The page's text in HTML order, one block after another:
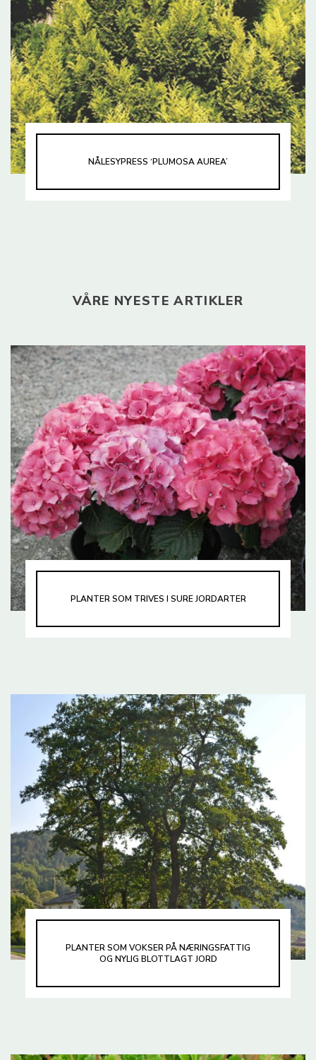
NÅLESYPRESS ‘PLUMOSA AUREA’
VÅRE NYESTE ARTIKLER
PLANTER SOM TRIVES I SURE JORDARTER
PLANTER SOM VOKSER PÅ NÆRINGSFATTIG
OG NYLIG BLOTTLAGT JORD